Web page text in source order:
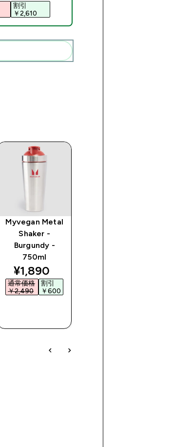
割引
￥2,610‎
Myvegan Metal
Shaker -
Burgundy -
750ml
discounted price
¥1,890‎
通常価格
￥2,490‎
割引
￥600‎